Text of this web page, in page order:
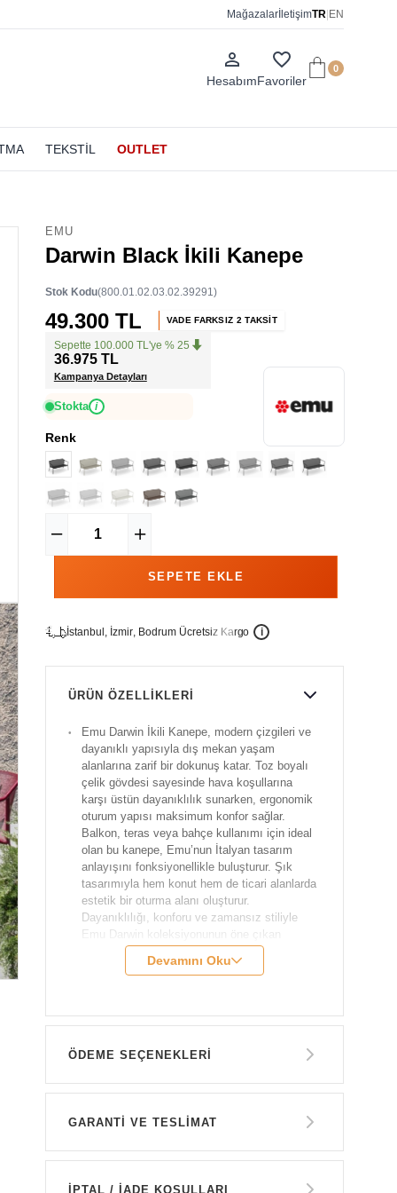
Mağazalar İletişimTR EN
person_outline
Hesabım
favorite_border
Favoriler
0
TEKSTİL OUTLET
EMU
Darwin Black İkili Kanepe
(800.01.02.03.02.39291)
Stok Kodu
49.300 TL VADE FARKSIZ 2 TAKSİT
Sepette 100.000 TL'ye % 25
36.975 TL
Kampanya Detayları
Stokta i
Renk
İstanbu , İzmir, Bodrum Ücretsiz Kargo i
ÜRÜN ÖZELLIKLERI
Emu Darwin İkili Kanepe, modern çizgileri ve
dayanıklı yapısıyla dış mekan yaşam
alanlarına zarif bir dokunuş katar. Toz boyalı
çelik gövdesi sayesinde hava koşullarına
karşı üstün dayanıklılık sunarken, ergonomik
oturum yapısı maksimum konfor sağlar.
Balkon, teras veya bahçe kullanımı için ideal
olan bu kanepe, Emu’nun İtalyan tasarım
anlayışını fonksiyonellikle buluşturur. Şık
tasarımıyla hem konut hem de ticari alanlarda
estetik bir oturma alanı oluşturur.
Dayanıklılığı, konforu ve zamansız stiliyle
Emu Darwin koleksiyonunun öne çıkan
parçalarındandır.
Emu
Genişlik:140 cm
Yükseklik:75 cm
Oturum Yüksekliği:39 cm
Ağırlık: 13 kg
Malzeme:Çelik
Devamını Oku
ÖDEME SEÇENEKLERI
49.300 TL
Kredi Kartı Tek Çekim
GARANTİ VE TESLİMAT
GARANTİ
İPTAL / İADE KOŞULLARI